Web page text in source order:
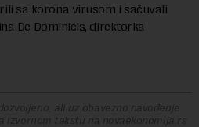
sa korona virusom i sačuvali
De Dominićis, direktorka
ali uz obavezno navođenje
tekstu na novaekonomija.rs